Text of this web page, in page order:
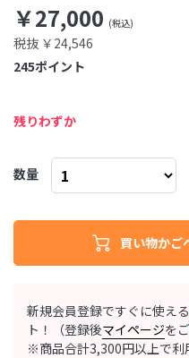
新規会員登録ですぐに使える
ト！（登録後マイページを
※商品合計3,300円以上で利
￥27,000
税抜 ￥24,546
ポイント
245
残りわずか
数量